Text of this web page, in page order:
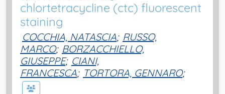
chlortetracycline (ctc) fluorescent
staining
COCCHIA, NATASCIA; RUSSO,
MARCO; BORZACCHIELLO,
GIUSEPPE; CIANI,
FRANCESCA; TORTORA, GENNARO;